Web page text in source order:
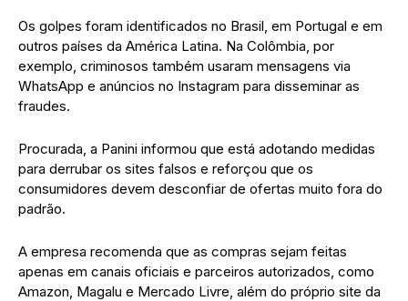
Os golpes foram identificados no Brasil, em Portugal e em
outros países da América Latina. Na Colômbia, por
exemplo, criminosos também usaram mensagens via
WhatsApp e anúncios no Instagram para disseminar as
fraudes.
Procurada, a Panini informou que está adotando medidas
para derrubar os sites falsos e reforçou que os
consumidores devem desconfiar de ofertas muito fora do
padrão.
A empresa recomenda que as compras sejam feitas
apenas em canais oficiais e parceiros autorizados, como
Amazon, Magalu e Mercado Livre, além do próprio site da